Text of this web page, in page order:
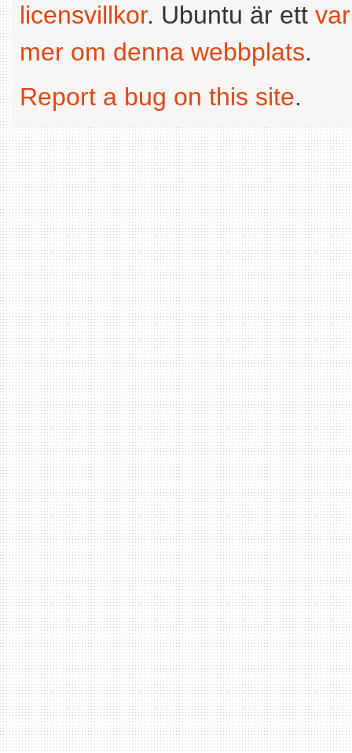
licensvillkor. Ubuntu är ett
mer om denna webbplats.
Report a bug on this site.